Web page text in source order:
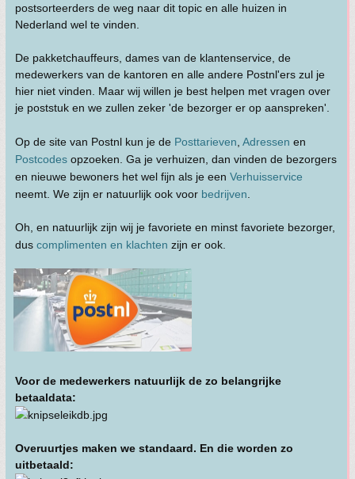
postsorteerders de weg naar dit topic en alle huizen in
Nederland wel te vinden.
De pakketchauffeurs, dames van de klantenservice, de
medewerkers van de kantoren en alle andere Postnl'ers zul je
hier niet vinden. Maar wij willen je best helpen met vragen over
je poststuk en we zullen zeker 'de bezorger er op aanspreken'.
Op de site van Postnl kun je de Posttarieven Adressen en
Postcodes opzoeken. Ga je verhuizen, dan vinden de bezorgers
en nieuwe bewoners het wel fijn als je een Verhuisservice
neemt. We zijn er natuurlijk ook voor bedrijven
Oh, en natuurlijk zijn wij je favoriete en minst favoriete bezorger,
dus complimenten en klachten zijn er ook.
Voor de medewerkers natuurlijk de zo belangrijke
betaaldata:
Overuurtjes maken we standaard. En die worden zo
uitbetaald: